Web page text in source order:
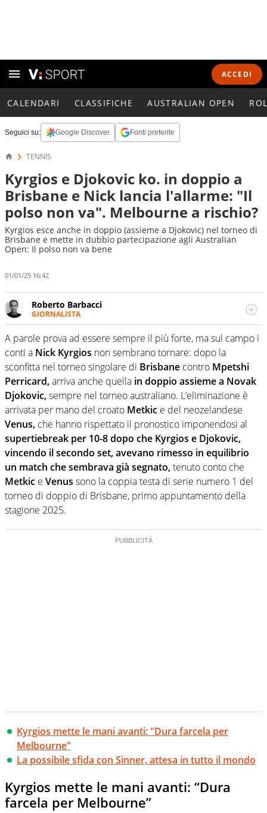
ACCEDI
CALENDARI CLASSIFICHE AUSTRALIAN OPEN
Seguici su: Google Discover Fonti preferite
TENNIS
Kyrgios e Djokovic ko. in doppio a
Brisbane e Nick lancia l'allarme: "Il
polso non va". Melbourne a rischio?
Kyrgios esce anche in doppio (assieme a Djokovic) nel torneo di
Brisbane e mette in dubbio partecipazione agli Australian
Open: Il polso non va bene
01/01/25 16:42
Roberto Barbacci
GIORNALISTA
Giornalista (pubblicista) sportivo a tutto campo, è il
tuttologo di Virgilio Sport. Provate a chiedergli di boxe, di
scherma, di volley o di curling: ve ne farà innamorare
A parole prova ad essere sempre il più forte, ma sul campo i
conti a Nick Kyrgios non sembrano tornare: dopo la
sconfitta nel torneo singolare di Brisbane contro Mpetshi
Perricard,arriva anche quella in doppio assieme a Novak
Djokovic,sempre nel torneo australiano. L’eliminazione è
arrivata per mano del croato Metkic e del neozelandese
Venus, che hanno rispettato il pronostico imponendosi al
supertiebreak per 10-8 dopo che Kyrgios e Djokovic,
vincendo il secondo set, avevano rimesso in equilibrio
un match che sembrava già segnato,tenuto conto che
Metkic e Venus sono la coppia testa di serie numero 1 del
torneo di doppio di Brisbane, primo appuntamento della
stagione 2025.
Kyrgios mette le mani avanti: "Dura farcela per
Melbourne"
La possibile sfida con Sinner, attesa in tutto il mondo
Kyrgios mette le mani avanti: “Dura
farcela per Melbourne”